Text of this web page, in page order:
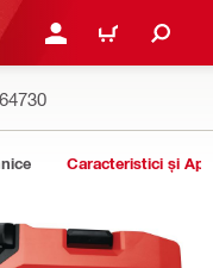
CONECTARE SAU
COȘ
Caracteristici și